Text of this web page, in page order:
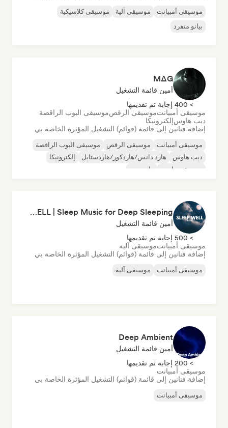
موسيقى أمبيانت موسيقى آلية
موسيقى كلاسيكية
بيانو منفرد
MΔG
أمين قائمة التشغيل
> 400 إجابة تم تقديمها
موسيقى أمبيانتموسيقى الرقصموسيقى البوب الراقصة
ديب هاوسإلكترونيكا
إضافة فنانين إلى قائمة (قوائم) التشغيل المؤثرة الخاصة بي
موسيقى أمبيانت موسيقى الرقص
موسيقى البوب الراقصة
ديب هاوس
هارد دانس/هاردكور/هاردستايل
إلكترونيكا
موسيقى هاوس
هايبربوب
SLEEP WELL | Sleep Music for Deep Sleeping
أمين قائمة التشغيل
> 500 إجابة تم تقديمها
موسيقى أمبيانتموسيقى آلية
إضافة فنانين إلى قائمة (قوائم) التشغيل المؤثرة الخاصة بي
موسيقى أمبيانت موسيقى آلية
Deep Ambient
أمين قائمة التشغيل
> 200 إجابة تم تقديمها
موسيقى أمبيانت
إضافة فنانين إلى قائمة (قوائم) التشغيل المؤثرة الخاصة بي
موسيقى أمبيانت